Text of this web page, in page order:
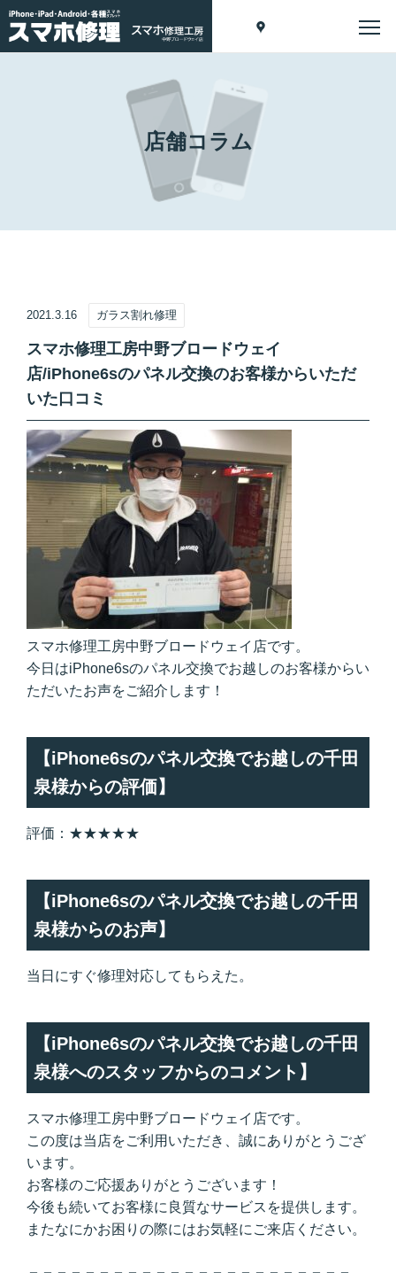
店舗コラム
2021.3.16 ガラス割れ修理
スマホ修理工房中野ブロードウェイ
店/iPhone6sのパネル交換のお客様からいただ
いた口コミ
スマホ修理工房中野ブロードウェイ店です。
今日はiPhone6sのパネル交換でお越しのお客様からい
ただいたお声をご紹介します！
【iPhone6sのパネル交換でお越しの千田
泉様からの評価】
評価：★★★★★
【iPhone6sのパネル交換でお越しの千田
泉様からのお声】
当日にすぐ修理対応してもらえた。
【iPhone6sのパネル交換でお越しの千田
泉様へのスタッフからのコメント】
スマホ修理工房中野ブロードウェイ店です。
この度は当店をご利用いただき、誠にありがとうござ
います。
お客様のご応援ありがとうございます！
今後も続いてお客様に良質なサービスを提供します。
またなにかお困りの際にはお気軽にご来店ください。